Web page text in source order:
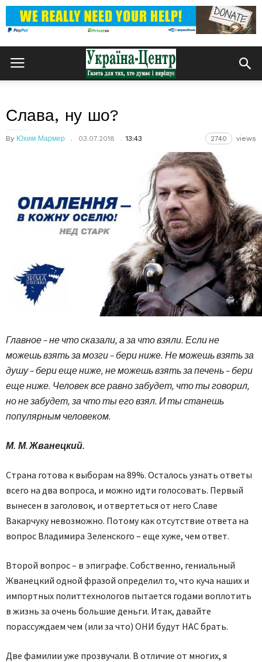
Слава, ну шо?
By Юхим Мармер 03.07.2018 13:43 2740 views
Главное – не что сказали, а за что взяли. Если не
можешь взять за мозги – бери ниже. Не можешь взять за
душу – бери еще ниже, не можешь взять за печень – бери
еще ниже. Человек все равно забудет, что ты говорил,
но не забудет, за что ты его взял. И ты станешь
популярным человеком.
М. М. Жванецкий.
Страна готова к выборам на 89%. Осталось узнать ответы
всего на два вопроса, и можно идти голосовать. Первый
вынесен в заголовок, и отвертеться от него Славе
Вакарчуку невозможно. Потому как отсутствие ответа на
вопрос Владимира Зеленского – еще хуже, чем ответ.
Второй вопрос – в эпиграфе. Собственно, гениальный
Жванецкий одной фразой определил то, что куча наших и
импортных политтехнологов пытается годами воплотить
в жизнь за очень большие деньги. Итак, давайте
порассуждаем чем (или за что) ОНИ будут НАС брать.
Две фамилии уже прозвучали. В отличие от многих, я